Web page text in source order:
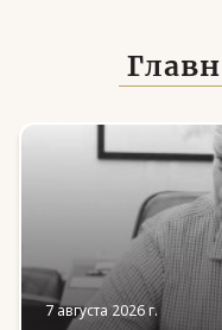
7 августа 2026 г.